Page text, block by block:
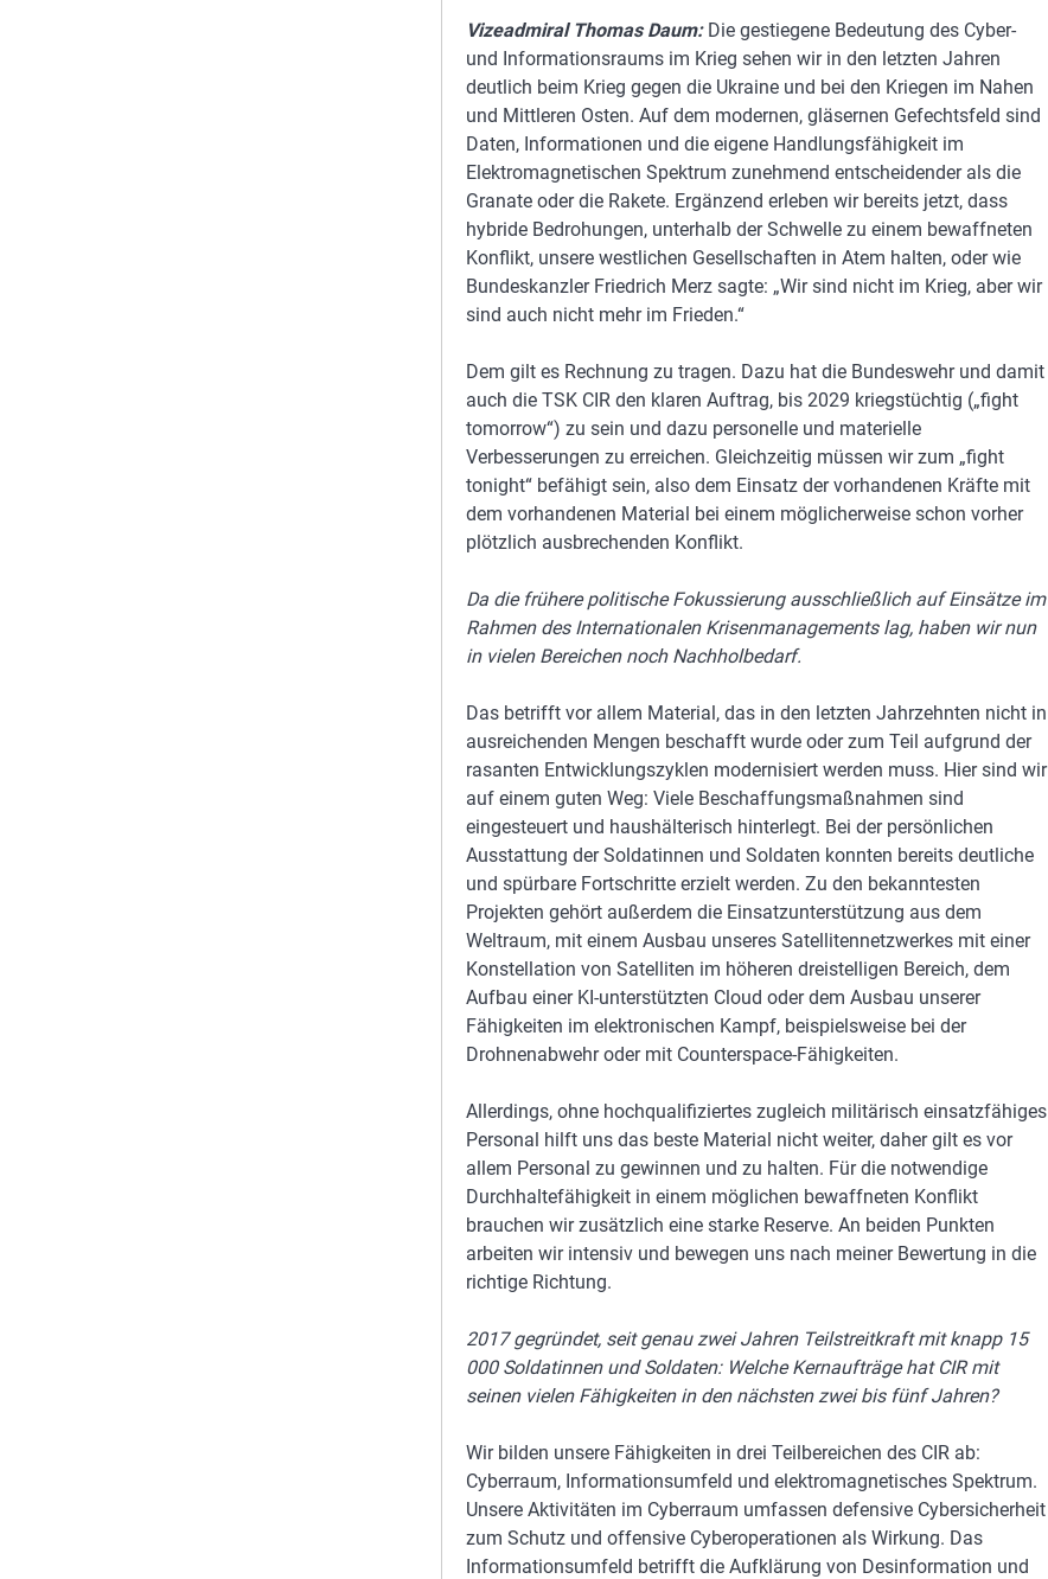
Vizeadmiral Thomas Daum: Die gestiegene Bedeutung des Cyber-
und Informationsraums im Krieg sehen wir in den letzten Jahren
deutlich beim Krieg gegen die Ukraine und bei den Kriegen im Nahen
und Mittleren Osten. Auf dem modernen, gläsernen Gefechtsfeld sind
Daten, Informationen und die eigene Handlungsfähigkeit im
Elektromagnetischen Spektrum zunehmend entscheidender als die
Granate oder die Rakete. Ergänzend erleben wir bereits jetzt, dass
hybride Bedrohungen, unterhalb der Schwelle zu einem bewaffneten
Konflikt, unsere westlichen Gesellschaften in Atem halten, oder wie
Bundeskanzler Friedrich Merz sagte: „Wir sind nicht im Krieg, aber wir
sind auch nicht mehr im Frieden.“
Dem gilt es Rechnung zu tragen. Dazu hat die Bundeswehr und damit
auch die TSK CIR den klaren Auftrag, bis 2029 kriegstüchtig („fight
tomorrow“) zu sein und dazu personelle und materielle
Verbesserungen zu erreichen. Gleichzeitig müssen wir zum „fight
tonight“ befähigt sein, also dem Einsatz der vorhandenen Kräfte mit
dem vorhandenen Material bei einem möglicherweise schon vorher
plötzlich ausbrechenden Konflikt.
Da die frühere politische Fokussierung ausschließlich auf Einsätze im
Rahmen des Internationalen Krisenmanagements lag, haben wir nun
in vielen Bereichen noch Nachholbedarf.
Das betrifft vor allem Material, das in den letzten Jahrzehnten nicht in
ausreichenden Mengen beschafft wurde oder zum Teil aufgrund der
rasanten Entwicklungszyklen modernisiert werden muss. Hier sind wir
auf einem guten Weg: Viele Beschaffungsmaßnahmen sind
eingesteuert und haushälterisch hinterlegt. Bei der persönlichen
Ausstattung der Soldatinnen und Soldaten konnten bereits deutliche
und spürbare Fortschritte erzielt werden. Zu den bekanntesten
Projekten gehört außerdem die Einsatzunterstützung aus dem
Weltraum, mit einem Ausbau unseres Satellitennetzwerkes mit einer
Konstellation von Satelliten im höheren dreistelligen Bereich, dem
Aufbau einer KI-unterstützten Cloud oder dem Ausbau unserer
Fähigkeiten im elektronischen Kampf, beispielsweise bei der
Drohnenabwehr oder mit Counterspace-Fähigkeiten.
Allerdings, ohne hochqualifiziertes zugleich militärisch einsatzfähiges
Personal hilft uns das beste Material nicht weiter, daher gilt es vor
allem Personal zu gewinnen und zu halten. Für die notwendige
Durchhaltefähigkeit in einem möglichen bewaffneten Konflikt
brauchen wir zusätzlich eine starke Reserve. An beiden Punkten
arbeiten wir intensiv und bewegen uns nach meiner Bewertung in die
richtige Richtung.
2017 gegründet, seit genau zwei Jahren Teilstreitkraft mit knapp 15
000 Soldatinnen und Soldaten: Welche Kernaufträge hat CIR mit
seinen vielen Fähigkeiten in den nächsten zwei bis fünf Jahren?
Wir bilden unsere Fähigkeiten in drei Teilbereichen des CIR ab:
Cyberraum, Informationsumfeld und elektromagnetisches Spektrum.
Unsere Aktivitäten im Cyberraum umfassen defensive Cybersicherheit
zum Schutz und offensive Cyberoperationen als Wirkung. Das
Informationsumfeld betrifft die Aufklärung von Desinformation und